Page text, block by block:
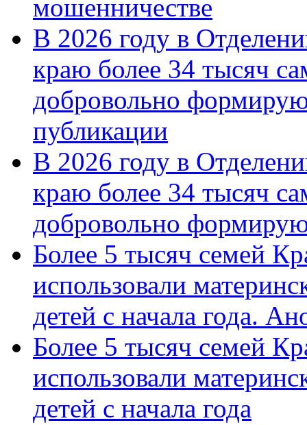
мошенничестве
В 2026 году в
краю более 34 тысяч
добровольно
публикации
В 2026 году в
краю более 34 тысяч
добровольно
Более 5 тысяч семей
использовали
детей с начала года.
Более 5 тысяч семей
использовали
детей с начала года